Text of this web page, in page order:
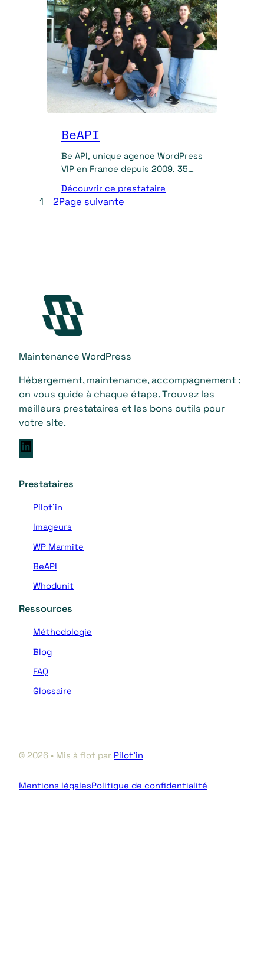
BeAPI
Be API, unique agence WordPress
VIP en France depuis 2009. 35
WordPress grands comptes
Découvrir ce prestataire
1 2Page suivante
Maintenance WordPress
Hébergement, maintenance, accompagnement :
on vous guide à chaque étape. Trouvez les
meilleurs prestataires et les bons outils pour
votre site.
i
k
e
I
n
Prestataires
Pilot’in
Imageurs
WP Marmite
BeAPI
Whodunit
Ressources
Méthodologie
Blog
FAQ
Glossaire
© 2026 • Mis à flot par Pilot’in
Mentions légalesPolitique de confidentialité